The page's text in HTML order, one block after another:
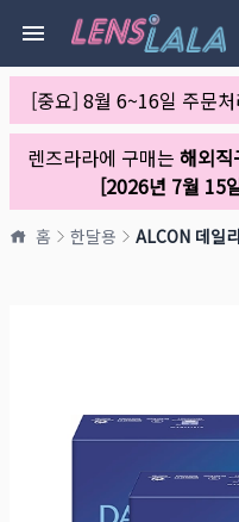
[중요] 8월 6~16일 주문
렌즈라라에 구매는 해외직
[2026년 7월 15
홈 한달용